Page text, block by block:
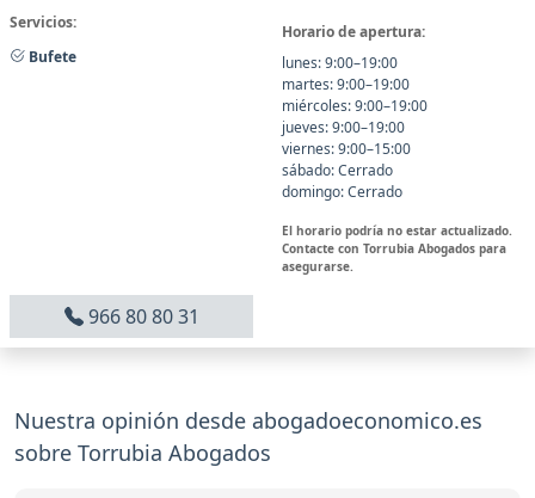
Servicios:
Bufete
Horario de apertura:
lunes: 9:00–19:00
martes: 9:00–19:00
miércoles: 9:00–19:00
jueves: 9:00–19:00
viernes: 9:00–15:00
sábado: Cerrado
domingo: Cerrado
El horario podría no estar actualizado.
Contacte con Torrubia Abogados para
asegurarse.
966 80 80 31
Nuestra opinión desde abogadoeconomico.es
sobre Torrubia Abogados